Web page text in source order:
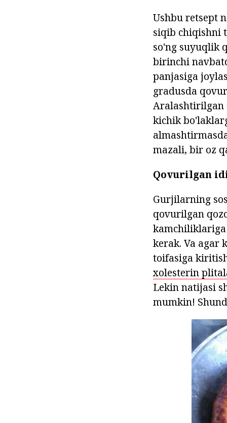
Ushbu retsept
siqib chiqishni
so'ng suyuqlik
birinchi
panjasiga
gradusda
Aralashtirilgan
kichik
mazali, bir oz
Qovurilgan
Gurjilarning
qovurilgan
kerak. Va agar
toifasiga
xolesterin
Lekin natijasi
mumkin!